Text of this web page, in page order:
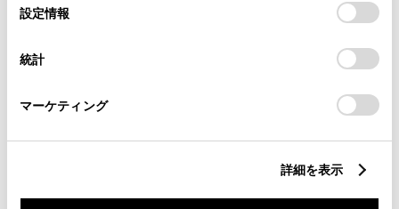
デバイスにすべてのCookie(クッキー)が保存されることに同
意したことになります。Cookie(クッキー)のオプトアウト、
設定の変更、同意を撤回したりするにあたっては、当社の
「Cookie（クッキー）情報の取り扱いについて
」をご覧くだ
設定情報
統計
マーケティング
詳細を表示
トヨタ
支払総額 578
※ 消費税10％込み